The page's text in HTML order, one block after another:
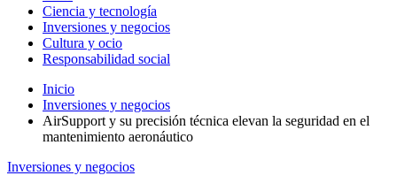
Ciencia y tecnología
Inversiones y negocios
Cultura y ocio
Responsabilidad social
Inicio
Inversiones y negocios
AirSupport y su precisión técnica elevan la seguridad en el
mantenimiento aeronáutico
Inversiones y negocios